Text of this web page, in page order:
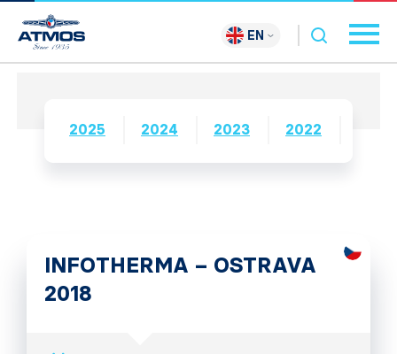
EN
2025 2024 2023 2022
INFOTHERMA – OSTRAVA
2018